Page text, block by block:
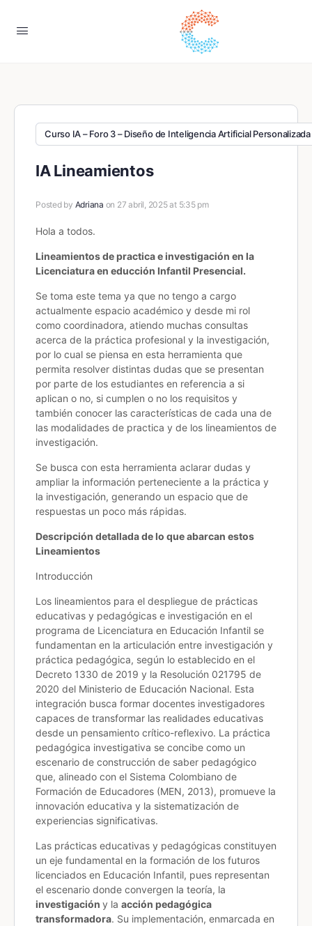
Curso IA – Foro 3 – Diseño de Inteligencia Artificial Personalizada
IA Lineamientos
Posted by Adriana on 27 abril, 2025 at 5:35 pm
Hola a todos.
Lineamientos de practica e investigación en la
Licenciatura en educción Infantil Presencial.
Se toma este tema ya que no tengo a cargo
actualmente espacio académico y desde mi rol
como coordinadora, atiendo muchas consultas
acerca de la práctica profesional y la investigación,
por lo cual se piensa en esta herramienta que
permita resolver distintas dudas que se presentan
por parte de los estudiantes en referencia a si
aplican o no, si cumplen o no los requisitos y
también conocer las características de cada una de
las modalidades de practica y de los lineamientos de
investigación.
Se busca con esta herramienta aclarar dudas y
ampliar la información perteneciente a la práctica y
la investigación, generando un espacio que de
respuestas un poco más rápidas.
Descripción detallada de lo que abarcan estos
Lineamientos
Introducción
Los lineamientos para el despliegue de prácticas
educativas y pedagógicas e investigación en el
programa de Licenciatura en Educación Infantil se
fundamentan en la articulación entre investigación y
práctica pedagógica, según lo establecido en el
Decreto 1330 de 2019 y la Resolución 021795 de
2020 del Ministerio de Educación Nacional. Esta
integración busca formar docentes investigadores
capaces de transformar las realidades educativas
desde un pensamiento crítico-reflexivo. La práctica
pedagógica investigativa se concibe como un
escenario de construcción de saber pedagógico
que, alineado con el Sistema Colombiano de
Formación de Educadores (MEN, 2013), promueve la
innovación educativa y la sistematización de
experiencias significativas.
Las prácticas educativas y pedagógicas constituyen
un eje fundamental en la formación de los futuros
licenciados en Educación Infantil, pues representan
el escenario donde convergen la teoría, la
investigación y la acción pedagógica
transformadora. Su implementación, enmarcada en